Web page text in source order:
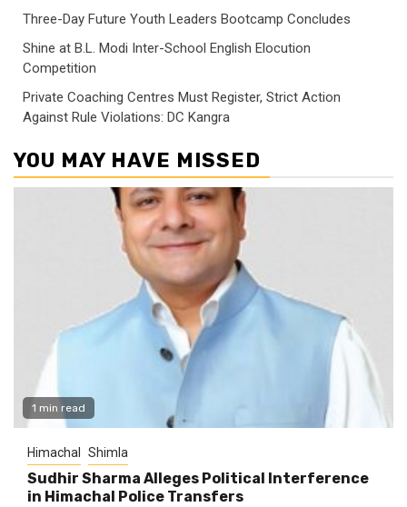
Three-Day Future Youth Leaders Bootcamp Concludes
Shine at B.L. Modi Inter-School English Elocution
Competition
Private Coaching Centres Must Register, Strict Action
Against Rule Violations: DC Kangra
YOU MAY HAVE MISSED
1 min read
Himachal Shimla
Sudhir Sharma Alleges Political Interference
in Himachal Police Transfers